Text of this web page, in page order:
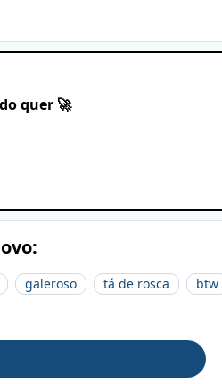
quer 🚀
galeroso tá de rosca
btw